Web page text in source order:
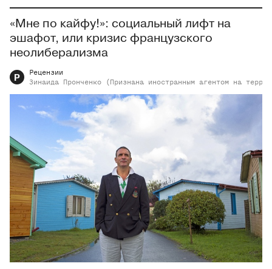
«Мне по кайфу!»: социальный лифт на
эшафот, или кризис французского
неолиберализма
Р
Рецензии
Зинаида
Пронченко (Признана иностранным агентом на